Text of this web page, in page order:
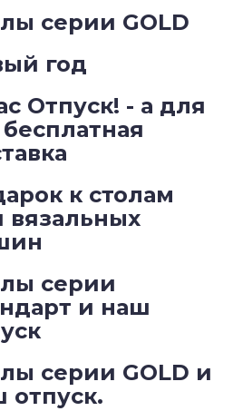
серии GOLD
год
Отпуск! - а для
бесплатная
к столам
вязальных
серии
и наш
серии GOLD и
отпуск.